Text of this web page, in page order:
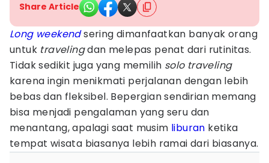
Share Article
Long weekendsering dimanfaatkan banyak orang
untuk travelingdan melepas penat dari rutinitas.
Tidak sedikit juga yang memilih solo traveling
karena ingin menikmati perjalanan dengan lebih
bebas dan fleksibel. Bepergian sendirian memang
bisa menjadi pengalaman yang seru dan
menantang, apalagi saat musim liburan ketika
tempat wisata biasanya lebih ramai dari biasanya.